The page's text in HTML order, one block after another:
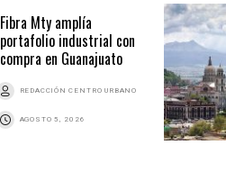
Fibra Mty amplía
portafolio industrial con
compra en Guanajuato
REDACCIÓN CENTRO URBANO
AGOSTO 5, 2026